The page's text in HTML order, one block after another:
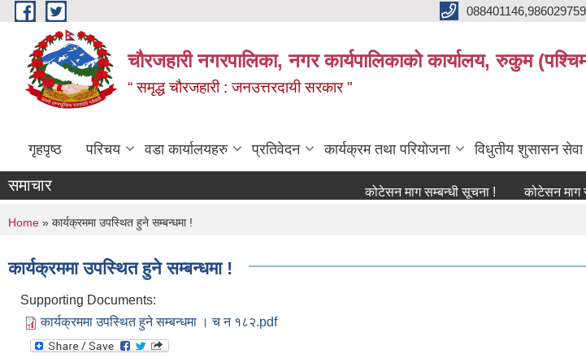
Skip to main content
चौरजहारी नगरपालिका, नगर कार्यपालिकाको कार्यालय, रुकुम
“ समृद्ध चौरजहारी : जनउत्तरदायी सरकार "
गृहपृष्ठ परिचय वडा कार्यालयहरु प्रतिवेदन कार्यक्रम तथा परियोजना विधुतीय शुसासन सेवा
समाचार कोटेसन माग सम्बन्धी सूचना ! कोटेसन माग सम्बन्धी
You are here
Home » कार्यक्रममा उपस्थित हुने सम्बन्धमा !
कार्यक्रममा उपस्थित हुने सम्बन्धमा !
Supporting Documents:
कार्यक्रममा उपस्थित हुने सम्बन्धमा । च न १८२.pdf